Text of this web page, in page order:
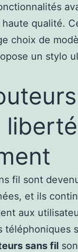
qualité.
choix de
un stylo
fil sont
et ils
aux
téléphoniques
sans fil